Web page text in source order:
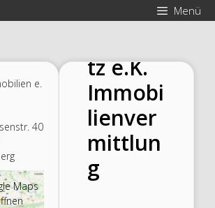
Menü
e.
40
Maps
Ernst
tz e.K.
Immobi
lienver
mittlun
g